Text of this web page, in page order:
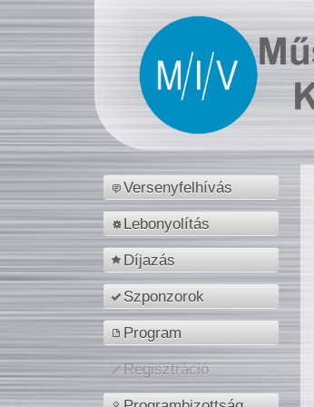
Versenyfelhívás
Lebonyolítás
Díjazás
Szponzorok
Program
Regisztráció